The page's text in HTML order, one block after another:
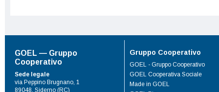
GOEL — Gruppo
Cooperativo
Sede legale
via Peppino Brugnano, 1
89048, Siderno (RC)
Gruppo Cooperativo
GOEL - Gruppo Cooperativo
GOEL Cooperativa Sociale
Made in GOEL